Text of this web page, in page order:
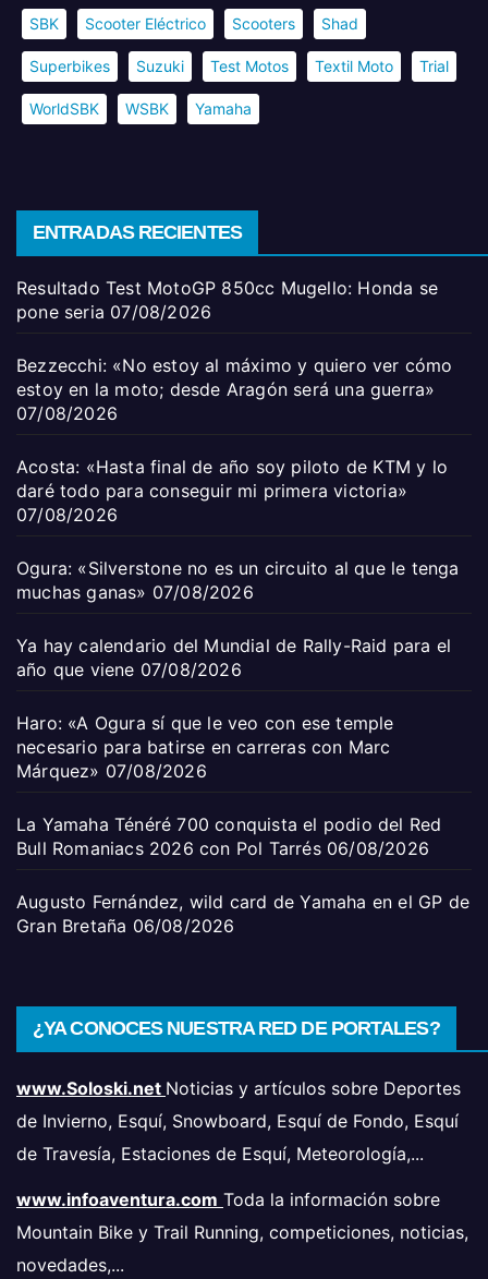
SBK Scooter Eléctrico Scooters Shad
Superbikes Suzuki Test Motos Textil Moto Trial
WorldSBK WSBK Yamaha
ENTRADAS RECIENTES
Resultado Test MotoGP 850cc Mugello: Honda se
pone seria 07/08/2026
Bezzecchi: «No estoy al máximo y quiero ver cómo
estoy en la moto; desde Aragón será una guerra»
07/08/2026
Acosta: «Hasta final de año soy piloto de KTM y lo
daré todo para conseguir mi primera victoria»
07/08/2026
Ogura: «Silverstone no es un circuito al que le tenga
muchas ganas» 07/08/2026
Ya hay calendario del Mundial de Rally-Raid para el
año que viene 07/08/2026
Haro: «A Ogura sí que le veo con ese temple
necesario para batirse en carreras con Marc
Márquez» 07/08/2026
La Yamaha Ténéré 700 conquista el podio del Red
Bull Romaniacs 2026 con Pol Tarrés 06/08/2026
Augusto Fernández, wild card de Yamaha en el GP de
Gran Bretaña 06/08/2026
¿YA CONOCES NUESTRA RED DE PORTALES?
www.Soloski.net Noticias y artículos sobre Deportes
de Invierno, Esquí, Snowboard, Esquí de Fondo, Esquí
de Travesía, Estaciones de Esquí, Meteorología,...
www.infoaventura.com Toda la información sobre
Mountain Bike y Trail Running, competiciones, noticias,
novedades,...